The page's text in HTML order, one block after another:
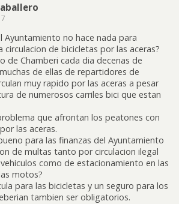
Ayuntamiento no hace nada para
circulacion de bicicletas por las aceras?
de Chamberi cada dia decenas de
de ellas de repartidores de
muy rapido por las aceras a pesar
de numerosos carriles bici que estan
que afrontan los peatones con
las aceras.
para las finanzas del Ayuntamiento
de multas tanto por circulacion ilegal
como de estacionamiento en las
motos?
para las bicicletas y un seguro para los
tambien ser obligatorios.